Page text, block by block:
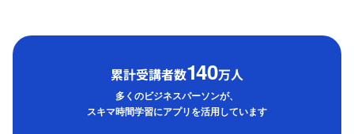
累計受講者数140万人
多くのビジネスパーソンが、
スキマ時間学習にアプリを活用しています